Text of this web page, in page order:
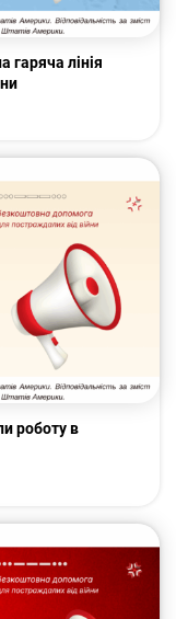
гаряча лінія
роботу в